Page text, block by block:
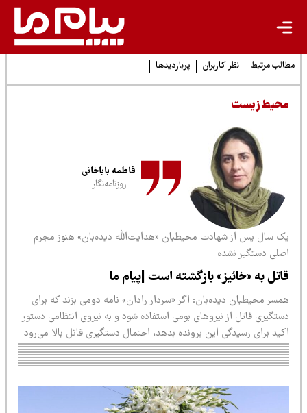
مرتبط نظر کاربران پربازدیدها
زیست
فاطمه باباخانی
روزنامه‌نگار
سال پس از شهادت محیطبان «هدایت‌الله دیده‌بان» هنوز مجرم
دستگیر نشده
به «خائیز» بازگشته است |پیام ما
محیطبان دیده‌بان: اگر «سردار رادان» نامه دومی بزند که برای
قاتل از نیروهای بومی استفاده شود و به نیروی انتظامی دستور
برای رسیدگی این پرونده بدهد، احتمال دستگیری قاتل بالا می‌رود